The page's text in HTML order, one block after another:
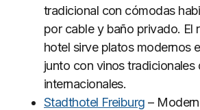
tradicional con cómodas
por cable y baño privado. El
hotel sirve platos modernos
junto con vinos tradicionales
internacionales.
Stadthotel Freiburg –